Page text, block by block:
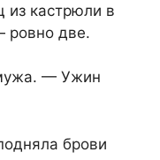
из кастрюли в
ровно две.
— Ужин
брови